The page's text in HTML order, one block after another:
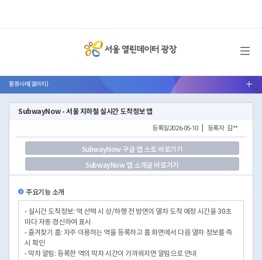
메뉴 열기
활용사례(갤러리) 서브메뉴 열기
SubwayNow - 서울 지하철 실시간 도착정보 앱
등록일2026-05-10 등록자 김**
SubwayNow 구글 앱 스토 바로가기
SubwayNow 앱 소개글 바로가기
주요기능 소개
- 실시간 도착정보: 역 선택 시 상/하행 전 방면의 열차 도착 예정 시간을 30초
마다 자동 갱신하여 표시
- 즐겨찾기 홈: 자주 이용하는 역을 등록하고 홈 화면에서 다음 열차 정보를 즉
시 확인
- 막차 알림: 등록한 역의 막차 시간이 가까워지면 알림으로 안내